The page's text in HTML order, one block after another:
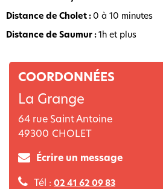
Distance de Cholet : 0 à 10 minutes
Distance de Saumur :1h et plus
COORDONNÉES
La Grange
64 rue Saint Antoine
49300 CHOLET
Écrire un message
Tél : 02 41 62 09 83